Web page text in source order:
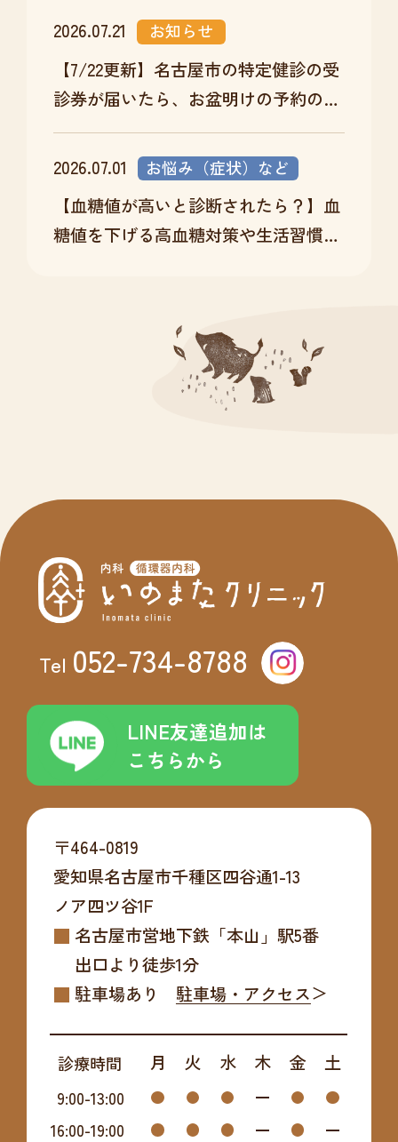
2026.07.21 お知らせ
【7/22更新】名古屋市の特定健診の受
診券が届いたら、お盆明けの予約のチ
ャンスです
2026.07.01
お悩み（症状）など
【血糖値が高いと診断されたら？】血
糖値を下げる高血糖対策や生活習慣改
Tel 052-734-8788
LINE友達追加は
こちらから
〒464-0819
愛知県名古屋市千種区四谷通1-13
ノア四ツ谷1F
名古屋市営地下鉄「本山」駅5番
出口より徒歩1分
駐車場あり
駐車場・アクセス
診療時間 月 火 水 木 金 土
9:00-13:00
16:00-19:00